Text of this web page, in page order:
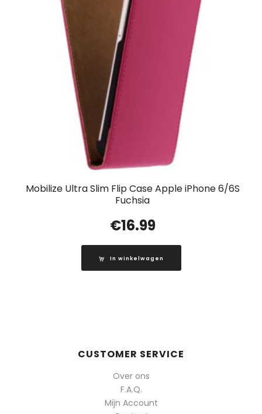
Mobilize Ultra Slim Flip Case Apple iPhone 6/6S
Fuchsia
€16.99
In winkelwagen
CUSTOMER SERVICE
Over ons
F.A.Q.
Mijn Account